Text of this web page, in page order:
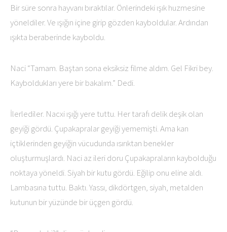
Bir süre sonra hayvanı bıraktılar. Önlerindeki ışık huzmesine
yöneldiler. Ve ışığın içine girip gözden kayboldular. Ardından
ışıkta beraberinde kayboldu.
Naci “Tamam. Baştan sona eksiksiz filme aldım. Gel Fikri bey.
Kayboldukları yere bir bakalım.” Dedi.
İlerlediler. Nacxi ışığı yere tuttu. Her tarafı delik deşik olan
geyiği gördü. Çupakapralar geyiği yememişti. Ama kan
içtiklerinden geyiğin vücudunda ısırıktan benekler
oluşturmuşlardı. Naci az ileri doru Çupakapraların kaybolduğu
noktaya yöneldi. Siyah bir kutu gördü. Eğilip onu eline aldı.
Lambasına tuttu. Baktı. Yassı, dikdörtgen, siyah, metalden
kutunun bir yüzünde bir üçgen gördü.